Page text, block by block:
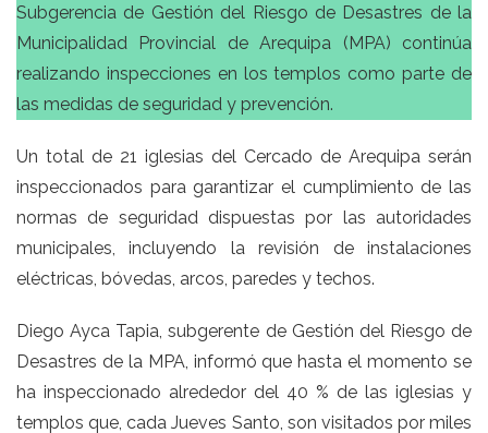
Subgerencia de Gestión del Riesgo de Desastres de la
Municipalidad Provincial de Arequipa (MPA) continúa
realizando inspecciones en los templos como parte de
las medidas de seguridad y prevención.
Un total de 21 iglesias del Cercado de Arequipa serán
inspeccionados para garantizar el cumplimiento de las
normas de seguridad dispuestas por las autoridades
municipales, incluyendo la revisión de instalaciones
eléctricas, bóvedas, arcos, paredes y techos.
Diego Ayca Tapia, subgerente de Gestión del Riesgo de
Desastres de la MPA, informó que hasta el momento se
ha inspeccionado alrededor del 40 % de las iglesias y
templos que, cada Jueves Santo, son visitados por miles